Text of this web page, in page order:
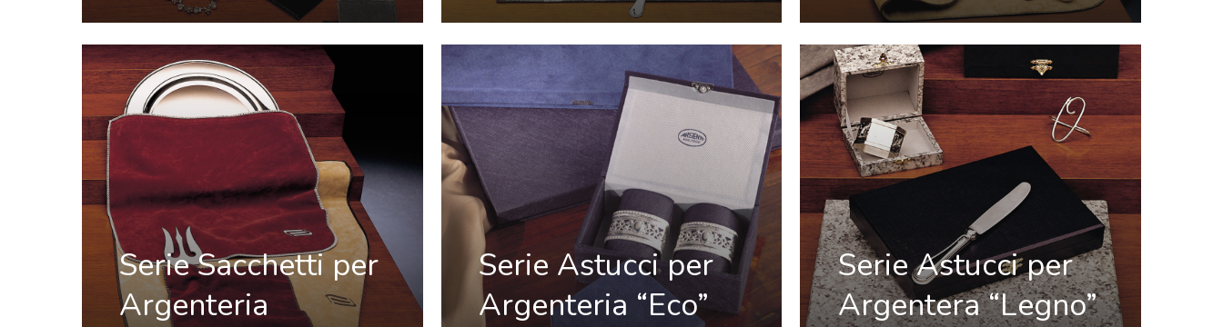
Serie Sacchetti per
Argenteria
Serie Astucci per
Argenteria “Eco”
Serie Astucci per
Argentera “Legno”